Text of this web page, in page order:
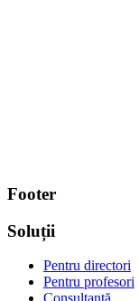
Footer
Soluții
Pentru directori
Pentru profesori